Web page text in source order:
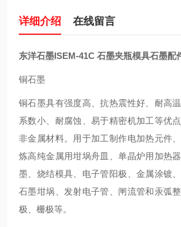
详细介绍 在线留言
东洋石墨ISEM-41C 石墨夹瓶模具石墨配
铜石墨
铜石墨具有强度高、抗热震性好、耐高
系数小、耐腐蚀、易于精密机加工等优
非金属材料。用于加工制作电加热元件
炼高纯金属用坩埚舟皿、单晶炉用加热
墨、烧结模具、电子管阳极、金属涂镀
石墨坩埚、发射电子管、闸流管和汞弧
极、栅极等。